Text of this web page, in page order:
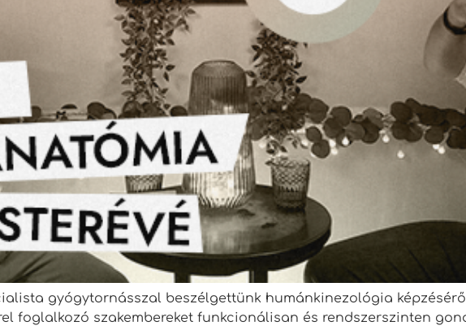
gyógytornásszal beszélgettünk humánkinezológia
foglalkozó szakembereket funkcionálisan és rendszerszinten